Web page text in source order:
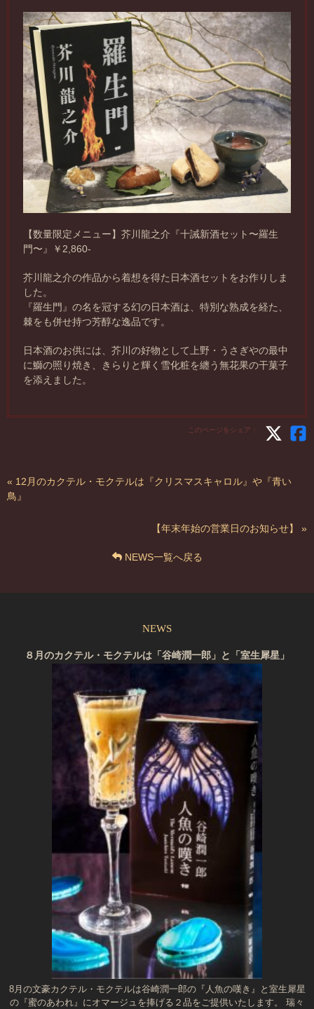
【数量限定メニュー】芥川龍之介『十誡新酒セット〜羅生
門〜』￥2,860-
芥川龍之介の作品から着想を得た日本酒セットをお作りしま
した。
『羅生門』の名を冠する幻の日本酒は、特別な熟成を経た、
棘をも併せ持つ芳醇な逸品です。
日本酒のお供には、芥川の好物として上野・うさぎやの最中
に鰤の照り焼き、きらりと輝く雪化粧を纏う無花果の干菓子
を添えました。
このページをシェア：
« 12月のカクテル・モクテルは『クリスマスキャロル』や『青い
鳥』
【年末年始の営業日のお知らせ】 »
NEWS一覧へ戻る
NEWS
８月のカクテル・モクテルは「谷崎潤一郎」と「室生犀星」
8月の文豪カクテル・モクテルは谷崎潤一郎の『人魚の嘆き』と室生犀星
の『蜜のあわれ』にオマージュを捧げる２品をご提供いたします。 瑞々